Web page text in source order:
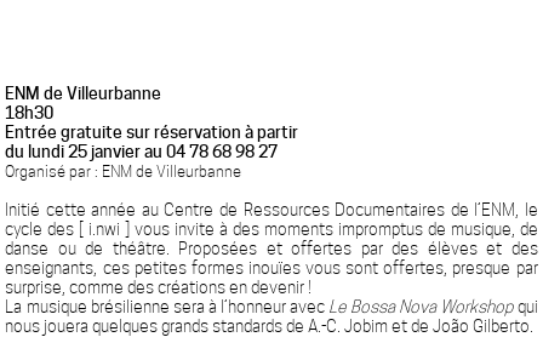
ENM de Villeurbanne
18h30
Entrée gratuite sur réservation à partir
du lundi 25 janvier au 04 78 68 98 27
Organisé par : ENM de Villeurbanne
Initié cette année au Centre de Ressources Documentaires de l’ENM, le
cycle des [ i.nwi ] vous invite à des moments impromptus de musique, de
danse ou de théâtre. Proposées et offertes par des élèves et des
enseignants, ces petites formes inouïes vous sont offertes, presque par
surprise, comme des créations en devenir !
La musique brésilienne sera à l’honneur avec Le Bossa Nova Workshopqui
nous jouera quelques grands standards de A.-C. Jobim et de João Gilberto.